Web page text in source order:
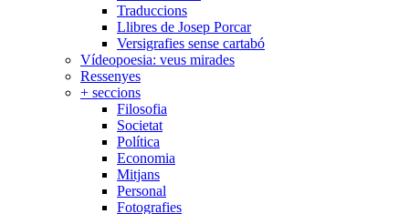
Traduccions
Llibres de Josep Porcar
Versigrafies sense cartabó
Vídeopoesia: veus mirades
Ressenyes
+ seccions
Filosofia
Societat
Política
Economia
Mitjans
Personal
Fotografies